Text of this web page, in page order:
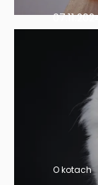
O kotach